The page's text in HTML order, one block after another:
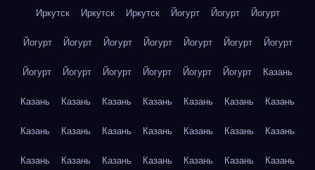
Иркутск Иркутск Иркутск Йогурт Йогурт Йогурт
Йогурт Йогурт Йогурт Йогурт Йогурт Йогурт Йогурт
Йогурт Йогурт Йогурт Йогурт Йогурт Йогурт Казань
Казань Казань Казань Казань Казань Казань Казань
Казань Казань Казань Казань Казань Казань Казань
Казань Казань Казань Казань Казань Казань Казань